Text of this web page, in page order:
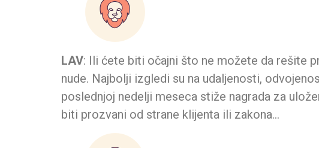
LAV: Ili ćete biti očajni što ne možete da rešite
nude. Najbolji izgledi su na udaljenosti,
poslednjoj nedelji meseca stiže nagrada za
biti prozvani od strane klijenta ili zakona…